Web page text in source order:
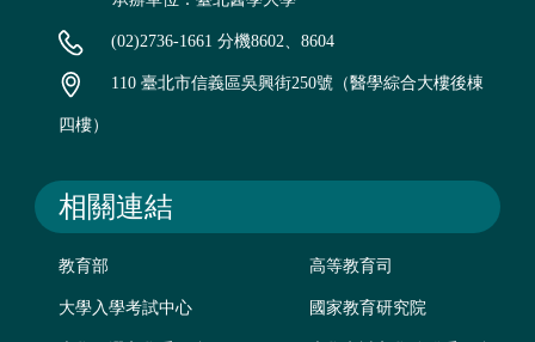
(02)2736-1661 分機8602、8604
110 臺北市信義區吳興街250號（醫學綜合大樓後棟
四樓）
相關連結
教育部 高等教育司
大學入學考試中心 國家教育研究院